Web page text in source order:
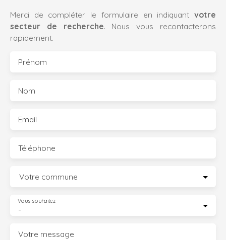
Merci de compléter le formulaire en indiquant votre
secteur de recherche. Nous vous recontacterons
rapidement.
Prénom
Nom
Email
Téléphone
Votre commune
-
Vous souhaitez
Votre message